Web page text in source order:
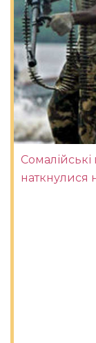
Сомалійські
наткнулися